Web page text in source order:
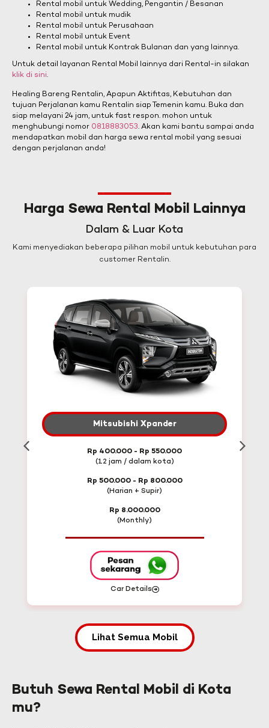
Rental mobil untuk Wedding, Pengantin / Besanan
Rental mobil untuk mudik
Rental mobil untuk Perusahaan
Rental mobil untuk Event
Rental mobil untuk Kontrak Bulanan dan yang lainnya.
Untuk detail layanan Rental Mobil lainnya dari Rental-in silakan
klik di sini.
Healing Bareng Rentalin, Apapun Aktifitas, Kebutuhan dan
tujuan Perjalanan kamu Rentalin siap Temenin kamu. Buka dan
siap melayani 24 jam, untuk fast respon. mohon untuk
menghubungi nomor 0818883053. Akan kami bantu sampai anda
mendapatkan mobil dan harga sewa rental mobil yang sesuai
dengan perjalanan anda!
Harga Sewa Rental Mobil Lainnya
Dalam & Luar Kota
Kami menyediakan beberapa pilihan mobil untuk kebutuhan para
customer Rentalin.
Mitsubishi Xpander
Rp 400.000 - Rp 550.000
(12 jam / dalam kota)
Rp 500.000 - Rp 800.000
(Harian + Supir)
Rp 8.000.000
(Monthly)
Car Details
Lihat Semua Mobil
Butuh Sewa Rental Mobil di Kota
mu?